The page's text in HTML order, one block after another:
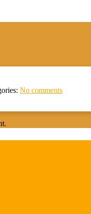
No comments